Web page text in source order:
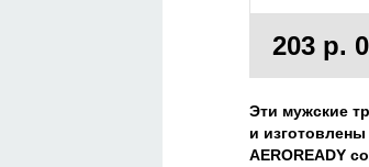
203 р.
Эти мужские
и изготовлены
AEROREADY